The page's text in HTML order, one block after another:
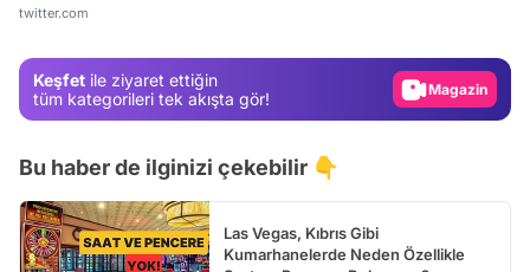
twitter.com
Keşfet ile ziyaret ettiğin
tüm kategorileri tek akışta gör!
Video
Bu haber de ilginizi çekebilir 👇
Las Vegas, Kıbrıs Gibi
Kumarhanelerde Neden Özellikle